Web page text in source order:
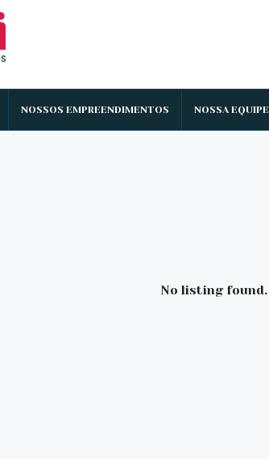
NOSSOS EMPREENDIMENTOS NOSSA EQUIPE
No listing found.